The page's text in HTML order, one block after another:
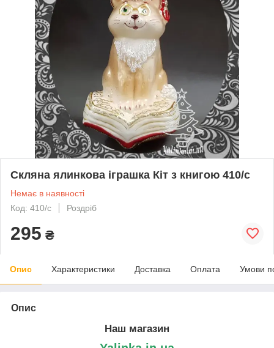
Скляна ялинкова іграшка Кіт з книгою 410/с
Немає в наявності
Код: 410/с
Роздріб
295 ₴
Опис Характеристики Доставка Оплата Умови
Опис
Наш магазин